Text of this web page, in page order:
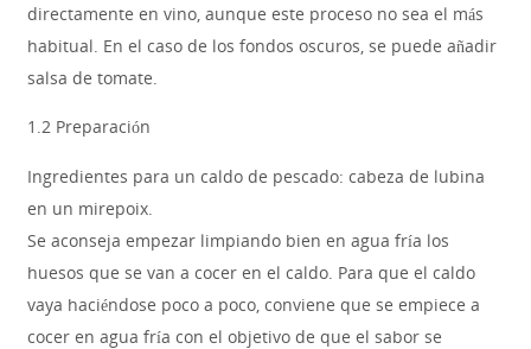
directamente en vino, aunque este proceso no sea el más
habitual. En el caso de los fondos oscuros, se puede añadir
salsa de tomate.
1.2 Preparación
Ingredientes para un caldo de pescado: cabeza de lubina
en un mirepoix.
Se aconseja empezar limpiando bien en agua fría los
huesos que se van a cocer en el caldo. Para que el caldo
vaya haciéndose poco a poco, conviene que se empiece a
cocer en agua fría con el objetivo de que el sabor se